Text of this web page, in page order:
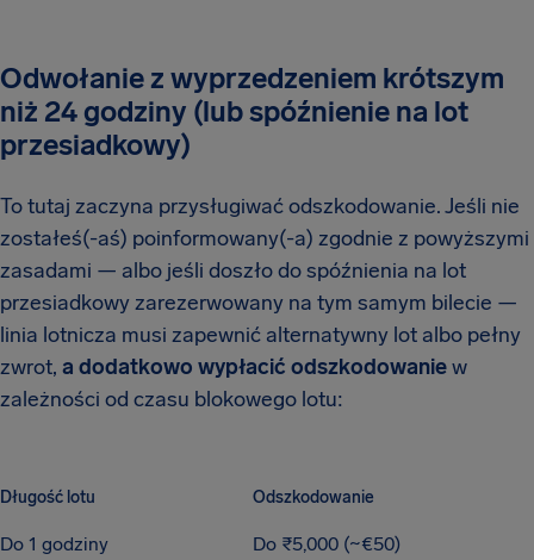
Odwołanie z wyprzedzeniem krótszym
niż 24 godziny (lub spóźnienie na lot
przesiadkowy)
To tutaj zaczyna przysługiwać odszkodowanie. Jeśli nie
zostałeś(-aś) poinformowany(-a) zgodnie z powyższymi
zasadami — albo jeśli doszło do spóźnienia na lot
przesiadkowy zarezerwowany na tym samym bilecie —
linia lotnicza musi zapewnić alternatywny lot albo pełny
zwrot, a dodatkowo wypłacić odszkodowaniew
zależności od czasu blokowego lotu:
Długość lotu Odszkodowanie
Do 1 godziny
Do ₹5,000 (~€50)